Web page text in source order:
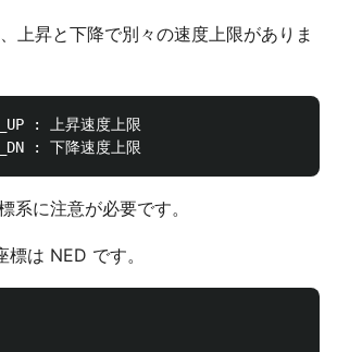
上昇と下降で別々の速度上限がありま
: 上昇速度上限
系に注意が必要です。
は NED です。